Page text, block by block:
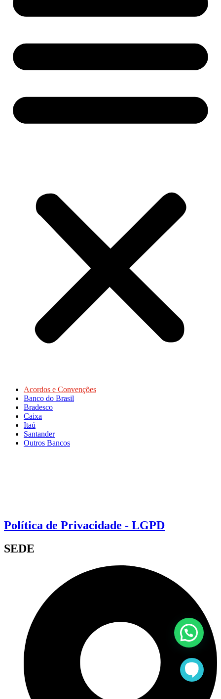
Acordos e Convenções
Banco do Brasil
Bradesco
Caixa
Itaú
Santander
Outros Bancos
Política de Privacidade - LGPD
SEDE